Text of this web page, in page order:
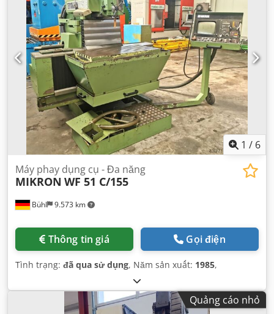
1 / 6
Bühl 9.573 km
Máy phay dụng cụ - Đa năng
MIKRON WF 51 C/155
Thông tin giá Gọi điện
Tình trạng: đã qua sử dụng, Năm sản xuất: 1985,
Quảng cáo nhỏ